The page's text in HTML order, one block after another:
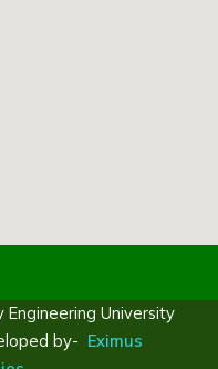
University
by- Eximus